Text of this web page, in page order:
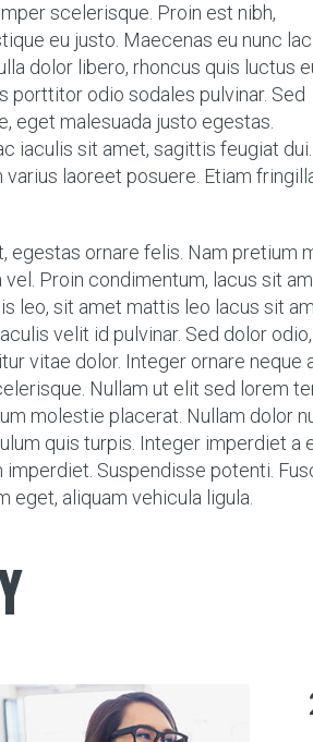
scelerisque. Proin est nibh,
eu justo. Maecenas eu nunc
dolor libero, rhoncus quis luctus
porttitor odio sodales pulvinar. Sed
eget malesuada justo egestas.
iaculis sit amet, sagittis feugiat
laoreet posuere. Etiam
egestas ornare felis. Nam pretium
Proin condimentum, lacus sit
leo, sit amet mattis leo lacus sit
velit id pulvinar. Sed dolor odio,
vitae dolor. Integer ornare neque
Nullam ut elit sed lorem
molestie placerat. Nullam dolor
quis turpis. Integer imperdiet a
imperdiet. Suspendisse potenti.
eget, aliquam vehicula ligula.